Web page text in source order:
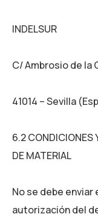
INDELSUR
C/ Ambrosio de la
41014 – Sevilla
6.2 CONDICIONES
DE MATERIAL
No se debe
autorización del